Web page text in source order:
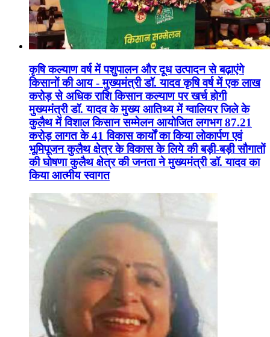
कृषि कल्याण वर्ष में पशुपालन और दूध उत्पादन से बढ़ाएंगे
किसानों की आय - मुख्यमंत्री डॉ. यादव कृषि वर्ष में एक लाख
करोड़ से अधिक राशि किसान कल्याण पर खर्च होगी
मुख्यमंत्री डॉ. यादव के मुख्य आतिथ्य में ग्वालियर जिले के
कुलैथ में विशाल किसान सम्मेलन आयोजित लगभग 87.21
करोड़ लागत के 41 विकास कार्यों का किया लोकार्पण एवं
भूमिपूजन कुलैथ क्षेत्र के विकास के लिये की बड़ी-बड़ी सौगातों
की घोषणा कुलैथ क्षेत्र की जनता ने मुख्यमंत्री डॉ. यादव का
किया आत्मीय स्वागत